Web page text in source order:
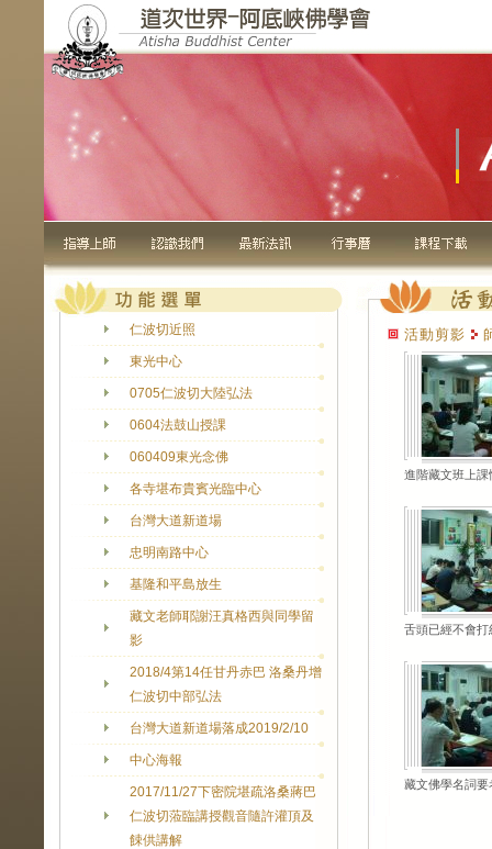
仁波切近照
東光中心
0705仁波切大陸弘法
0604法鼓山授課
060409東光念佛
各寺堪布貴賓光臨中心
台灣大道新道場
忠明南路中心
基隆和平島放生
藏文老師耶謝汪真格西與同學留
影
2018/4第14任甘丹赤巴 洛桑丹增
仁波切中部弘法
台灣大道新道場落成2019/2/10
中心海報
2017/11/27下密院堪疏洛桑蔣巴
仁波切蒞臨講授觀音隨許灌頂及
餗供講解
活動剪影
進階藏文班上課
舌頭已經不會打
藏文佛學名詞要